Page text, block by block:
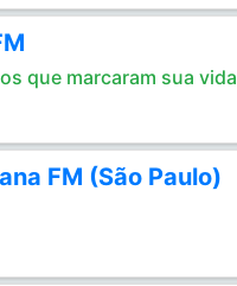
que marcaram sua vida
FM (São Paulo)